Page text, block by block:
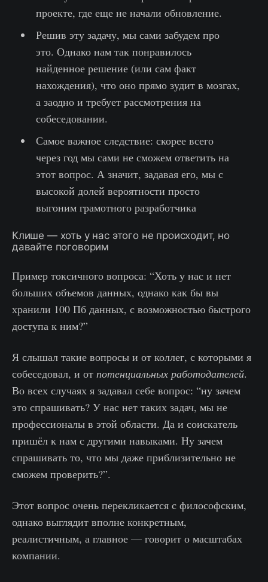
проекте, где еще не начали обновление.
Решив эту задачу, мы сами забудем про
это. Однако нам так понравилось
найденное решение (или сам факт
нахождения), что оно прямо зудит в мозгах,
а заодно и требует рассмотрения на
собеседовании.
Самое важное следствие: скорее всего
через год мы сами не сможем ответить на
этот вопрос. А значит, задавая его, мы с
высокой долей вероятности просто
выгоним грамотного разработчика
Клише — хоть у нас этого не происходит, но
давайте поговорим
Пример токсичного вопроса: “Хоть у нас и нет
больших объемов данных, однако как бы вы
хранили 100 Пб данных, с возможностью быстрого
доступа к ним?”
Я слышал такие вопросы и от коллег, с которыми я
собеседовал, и от потенциальных работодателей.
Во всех случаях я задавал себе вопрос: “ну зачем
это спрашивать? У нас нет таких задач, мы не
профессионалы в этой области. Да и соискатель
пришёл к нам с другими навыками. Ну зачем
спрашивать то, что мы даже приблизительно не
сможем проверить?”.
Этот вопрос очень перекликается с философским,
однако выглядит вполне конкретным,
реалистичным, а главное — говорит о масштабах
компании.